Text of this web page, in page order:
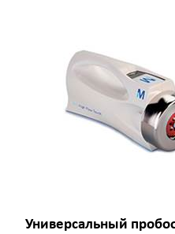
Универсальный